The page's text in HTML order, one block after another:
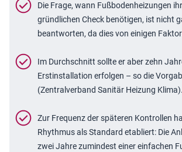
Die Frage, wann Fußbodenheizungen
gründlichen Check benötigen, ist nicht
beantworten, da dies von einigen
Im Durchschnitt sollte er aber zehn
Erstinstallation erfolgen – so die
(Zentralverband Sanitär Heizung Klima).
Zur Frequenz der späteren Kontrollen
Rhythmus als Standard etabliert: Die
zwei Jahre zumindest einer einfachen